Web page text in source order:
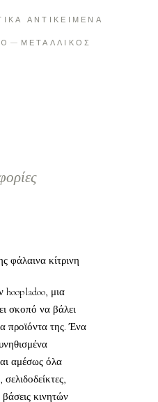
ΑΝΤΙΚΕΙΜΕΝΑ
ΜΕΤΑΛΛΙΚΟΣ
φάλαινα κίτρινη
hoopladoo, μια
σκοπό να βάλει
προϊόντα της. Ένα
αμέσως όλα
κινητών